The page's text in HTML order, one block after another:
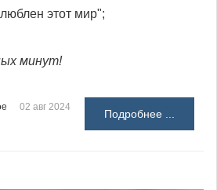
этот мир";
минут!
02 авг 2024
Подробнее ...